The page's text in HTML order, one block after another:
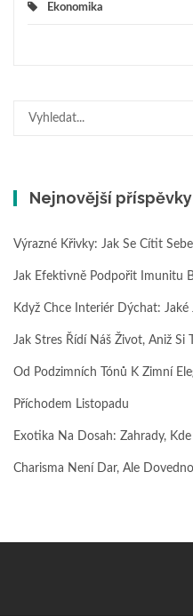
Ekonomika
Nejnovější příspěvky
Výrazné Křivky: Jak Se Cítit
Jak Efektivně Podpořit Imunitu
Když Chce Interiér Dýchat: Jaké
Jak Stres Řídí Náš Život, Aniž Si
Od Podzimních Tónů K Zimní
Příchodem Listopadu
Exotika Na Dosah: Zahrady,
Charisma Není Dar, Ale